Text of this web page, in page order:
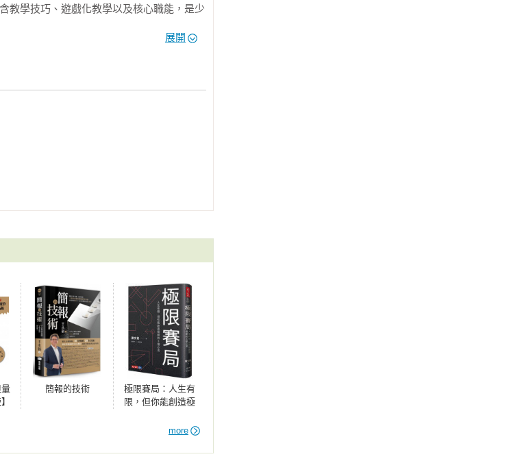
效果，學生學得懂、學得會、學得精，而
專案簡報、企業內部授課，還是TED演講，
你一開口就具備說服力、發揮影響力。
；
思考觀眾想聽什麼、想得到什麼……
發揮影響力、震撼人心！
術
識？
教學技巧、遊戲化教學以及核心職能，是少
身為老師的教學教練」，更獲《天下雜
溝通協會理事長。著作有《上台的技
學的技術》與電腦書《Joomla 123》，以
的技術——線上課程」，以三機三鏡高規格
縮Espresso、煎牛排與下廚料理，平常喜愛
時也是兩個女兒的超級奶爸。期望透過書
及影響更多人。希望讓每個讀者能擁有更
展開
簡報的技術
極限賽局：人生有
限，但你能創造極
more